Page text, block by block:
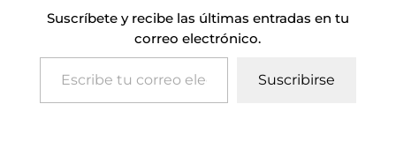
Suscríbete y recibe las últimas entradas en tu
correo electrónico.
Escribe tu correo electrónico…
Suscribirse